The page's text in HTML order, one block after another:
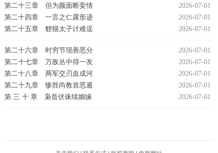
2026-07-01
第二十三章 但为颜面断妾情
2026-07-01
第二十四章 一言之仁露形迹
2026-07-01
第二十五章 貍猫太子计难逞
2026-07-01
第二十六章 时穷节现善恶分
2026-07-01
第二十七章 万敌丛中得一友
2026-07-01
第二十八章 两军交刃血成河
2026-07-01
第二十九章 惨胜尚教首恶遁
2026-07-01
第 三 十 章 枭首伏诛续姻缘